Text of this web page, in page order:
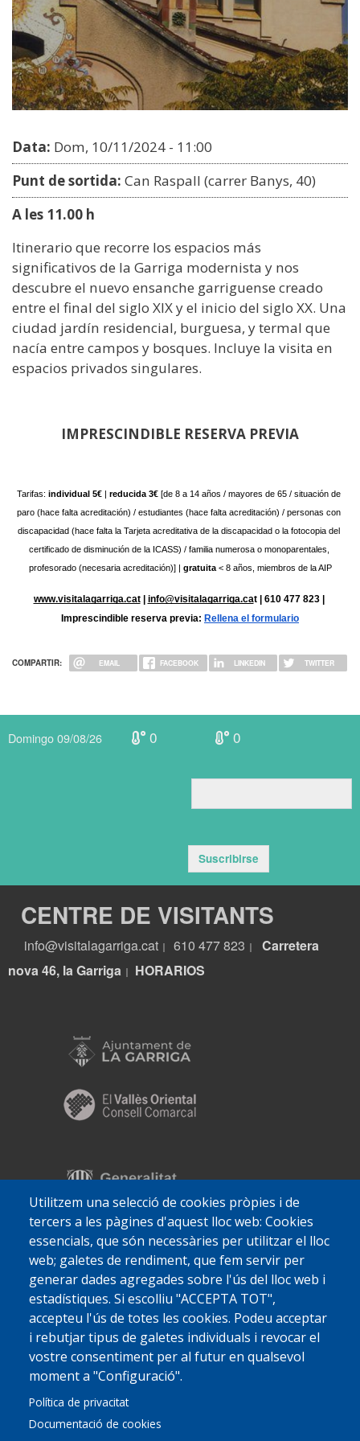
Data: Dom, 10/11/2024 - 11:00
Punt de sortida: Can Raspall (carrer Banys, 40)
A les 11.00 h
Itinerario que recorre los espacios más
significativos de la Garriga modernista y nos
descubre el nuevo ensanche garriguense creado
entre el final del siglo XIX y el inicio del siglo XX. Una
ciudad jardín residencial, burguesa, y termal que
nacía entre campos y bosques. Incluye la visita en
espacios privados singulares.
IMPRESCINDIBLE RESERVA PREVIA
Tarifas: individual 5€ reducida 3€ [de 8 a 14 años / mayores de 65 / situación de
paro (hace falta acreditación) / estudiantes (hace falta acreditación) / personas con
discapacidad (hace falta la Tarjeta acreditativa de la discapacidad o la fotocopia del
certificado de disminución de la ICASS) / familia numerosa o monoparentales,
profesorado (necesaria acreditación)] | gratuita < 8 años, miembros de la AIP
www.visitalagarriga.cat | info@visitalagarriga.cat | 610 477 823 |
Imprescindible reserva previa: Rellena el formulario
COMPARTIR: EMAIL FACEBOOK LINKEDIN TWITTER
Utilitzem una selecció de cookies pròpies i de
tercers a les pàgines d'aquest lloc web: Cookies
essencials, que són necessàries per utilitzar el lloc
web; galetes de rendiment, que fem servir per
generar dades agregades sobre l'ús del lloc web i
estadístiques. Si escolliu "ACCEPTA TOT",
accepteu l'ús de totes les cookies. Podeu acceptar
i rebutjar tipus de galetes individuals i revocar el
vostre consentiment per al futur en qualsevol
moment a "Configuració".
Política de privacitat
Documentació de cookies
Domingo 09/08/26 0 0
Suscribirse
CENTRE DE VISITANTS
info@visitalagarriga.cat 610 477 823
Carretera
nova 46, la Garriga
HORARIOS